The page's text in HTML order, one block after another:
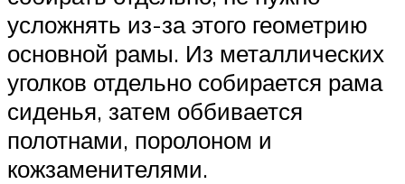
усложнять из-за этого геометрию
основной рамы. Из металлических
уголков отдельно собирается рама
сиденья, затем оббивается
полотнами, поролоном и
кожзаменителями.